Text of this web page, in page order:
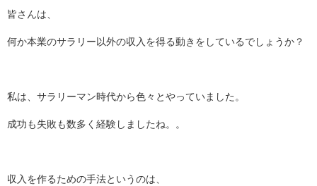
皆さんは、
何か本業のサラリー以外の収入を得る動きをしているでしょうか？
私は、サラリーマン時代から色々とやっていました。
成功も失敗も数多く経験しましたね。。
収入を作るための手法というのは、